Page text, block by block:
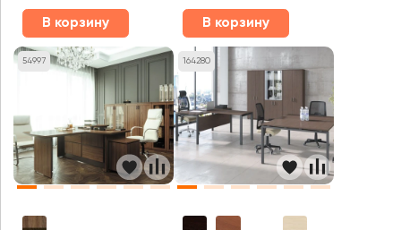
В корзину В корзину
54997 164280